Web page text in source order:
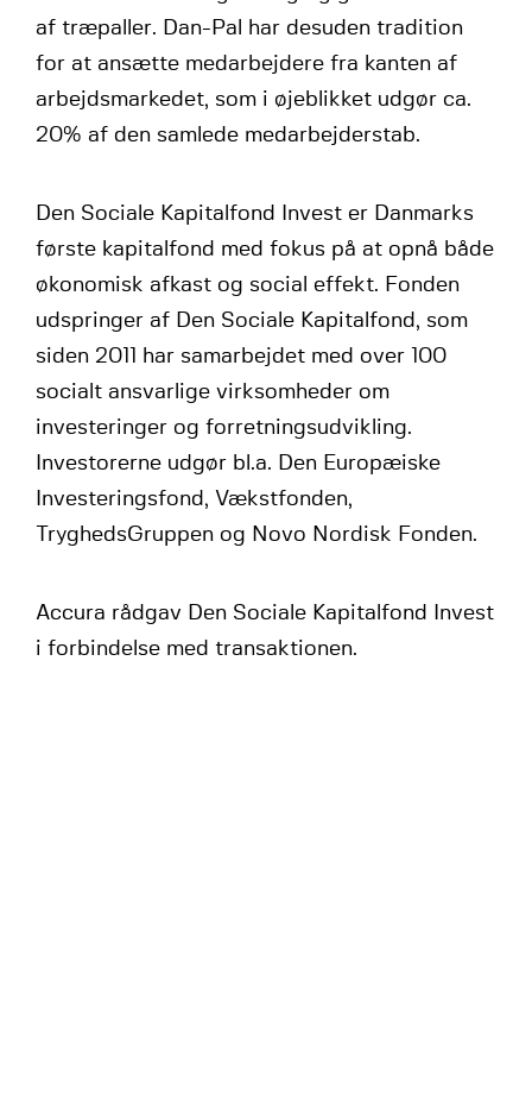
af træpaller. Dan-Pal har desuden tradition
for at ansætte medarbejdere fra kanten af
arbejdsmarkedet, som i øjeblikket udgør ca.
20% af den samlede medarbejderstab.
Den Sociale Kapitalfond Invest er Danmarks
første kapitalfond med fokus på at opnå både
økonomisk afkast og social effekt. Fonden
udspringer af Den Sociale Kapitalfond, som
siden 2011 har samarbejdet med over 100
socialt ansvarlige virksomheder om
investeringer og forretningsudvikling.
Investorerne udgør bl.a. Den Europæiske
Investeringsfond, Vækstfonden,
TryghedsGruppen og Novo Nordisk Fonden.
Accura rådgav Den Sociale Kapitalfond Invest
i forbindelse med transaktionen.